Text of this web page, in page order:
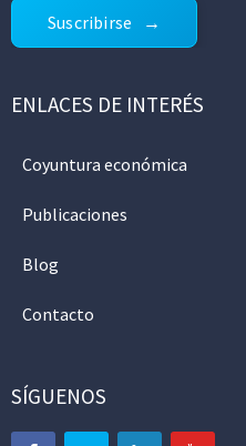
Suscribirse
ENLACES DE INTERÉS
Coyuntura económica
Publicaciones
Blog
Contacto
SÍGUENOS